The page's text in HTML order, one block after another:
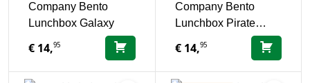
Company Bento
Lunchbox Galaxy
€ 14,95
Company Bento
Lunchbox Pirate…
€14,95